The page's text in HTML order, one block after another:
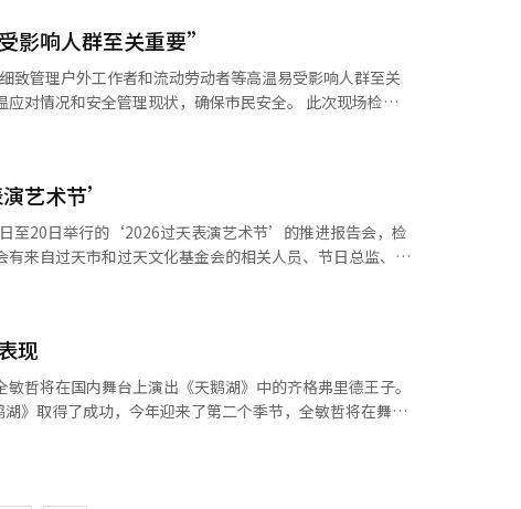
间。该馆作为一个涵盖从模拟摄影到新媒体艺术的展览平
之花园”展开，三栋建筑相连，通过穹顶式屋顶克服了高
瑞·尤尔斯曼纪念馆预展》，展出杰瑞·尤尔斯曼的代表
入场费优惠，每月最后一个周三免费开放。※ 本报道经
史的“柠檬节”。活动将包括以柠檬为主题的美食和饮
万圣节装饰，并开始限时演出和活动。针对家庭游客的项
公园、国王峡谷和约书亚树等加州著名国家公园，将开
样化的加州之旅。 ※ 本报道经人工智能
着鸡肉是重要的。‘小猪三兄弟’就像鸡肉一样，真正的
驱动。恐惧、谣言、信念、偏见、宗教、意识形态等无
量。”这通过“狼”这一象征进行探讨。 他们质疑重
第一和第二只猪，这就是作品标题中“吃掉两个兄弟”的
养育两名两岁和六岁孩子的杨正旭
我从洗衣机里拿出衣服扔进烘干机时模仿我，后来小儿子
点反映在空间设计和编舞中。” 作品同样是参与
辣椒酱一样，在排练中会去掉一些东西。” 演出将于
影响人群至关重要”
管理户外工作者和流动劳动者等高温易受影响人群至关
护户外工作者和流动劳动者等高温易受影响群体。 金市
者休息场所的空调设
、舒适地休息。 在加马克德公园的水上游
季活动。 现场的市民表示：“连续的高
安心”，“行政工作应该在现场进行，市长亲自来检查让
到放心。”对此，市民对以现场为中心的市政运营表示
艺术节’
至20日举行的‘2026过天表演艺术节’的推进报告会，检
过天集会秀’，扩大参与表演团队的运营。 针对家庭
现
》取得了成功，今年迎来了第二个季节，全敏哲将在舞台